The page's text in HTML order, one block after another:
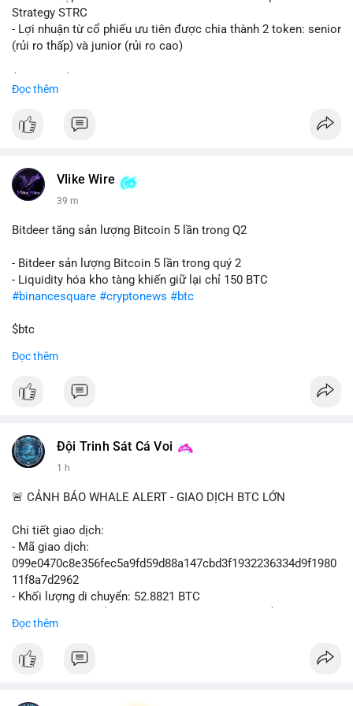
Strategy STRC
- Lợi nhuận từ cổ phiếu ưu tiên được chia thành 2 token: senior
(rủi ro thấp) và junior (rủi ro cao)
Đọc thêm
Vlike Wire
39 m
Bitdeer tăng sản lượng Bitcoin 5 lần trong Q2
- Bitdeer sản lượng Bitcoin 5 lần trong quý 2
- Liquidity hóa kho tàng khiến giữ lại chỉ 150 BTC
#binancesquare #cryptonews #btc
$btc
#vlikevn
📰 Nguồn: Cointelegraph
Đọc thêm
Đội Trinh Sát Cá Voi
1 h
🚨 CẢNH BÁO WHALE ALERT - GIAO DỊCH BTC LỚN
Chi tiết giao dịch:
- Mã giao dịch:
099e0470c8e356fec5a9fd59d88a147cbd3f1932236334d9f1980
11f8a7d2962
- Khối lượng di chuyển: 52.8821 BTC
USD)
Đọc thêm